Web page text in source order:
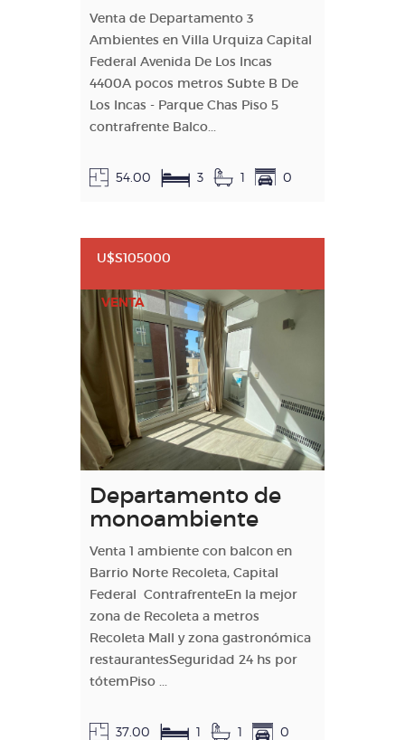
Venta de Departamento 3
Ambientes en Villa Urquiza Capital
Federal Avenida De Los Incas
4400A pocos metros Subte B De
Los Incas - Parque Chas Piso 5
contrafrente Balco...
54.00 3 1 0
U$S105000
VENTA
Departamento de
monoambiente
Venta 1 ambiente con balcon en
Barrio Norte Recoleta, Capital
Federal ContrafrenteEn la mejor
zona de Recoleta a metros
Recoleta Mall y zona gastronómica
restaurantesSeguridad 24 hs por
tótemPiso ...
37.00 1 1 0